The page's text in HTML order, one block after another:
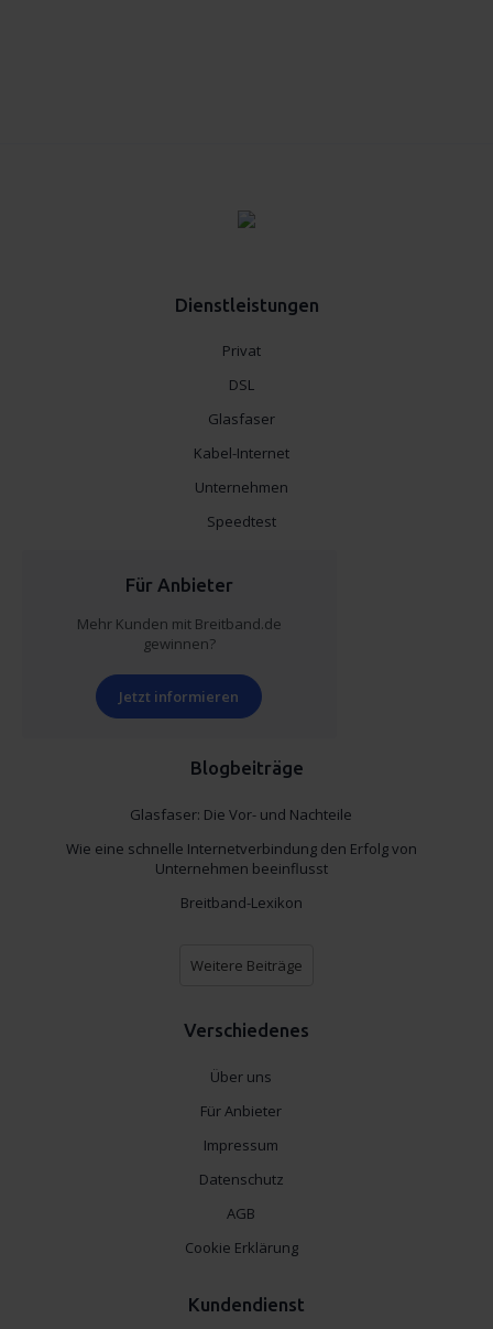
Dienstleistungen
Privat
DSL
Glasfaser
Kabel-Internet
Unternehmen
Speedtest
Für Anbieter
Mehr Kunden mit Breitband.de
gewinnen?
Jetzt informieren
Blogbeiträge
Glasfaser: Die Vor- und Nachteile
Wie eine schnelle Internetverbindung den Erfolg von
Unternehmen beeinflusst
Breitband-Lexikon
Weitere Beiträge
Verschiedenes
Über uns
Für Anbieter
Impressum
Datenschutz
AGB
Cookie Erklärung
Kundendienst